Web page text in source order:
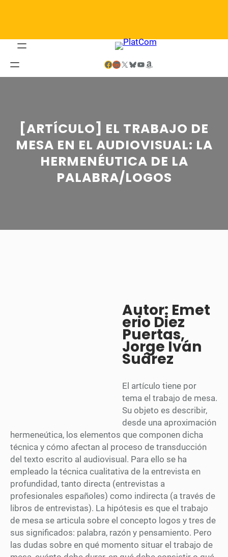
Facebook LinkedIn X Bluesky YouTube Amazon
[ARTÍCULO] EL TRABAJO DE
MESA EN EL AUDIOVISUAL: LA
HERMENÉUTICA DE LA
PALABRA/LOGOS
Autor: Emet
erio Diez
Puertas,
Jorge Iván
Suárez
El artículo tiene por
tema el trabajo de mesa.
Su objeto es describir,
desde una aproximación
hermeneútica, los elementos que componen dicha
técnica y cómo afectan al proceso de transducción
del texto escrito al audiovisual. Para ello se ha
empleado la técnica cualitativa de la entrevista en
profundidad, tanto directa (entrevistas a
profesionales españoles) como indirecta (a través de
libros de entrevistas). La hipótesis es que el trabajo
de mesa se articula sobre el concepto logos y tres de
sus significados: palabra, razón y pensamiento. Pero
las dudas sobre en qué momento situar el trabajo de